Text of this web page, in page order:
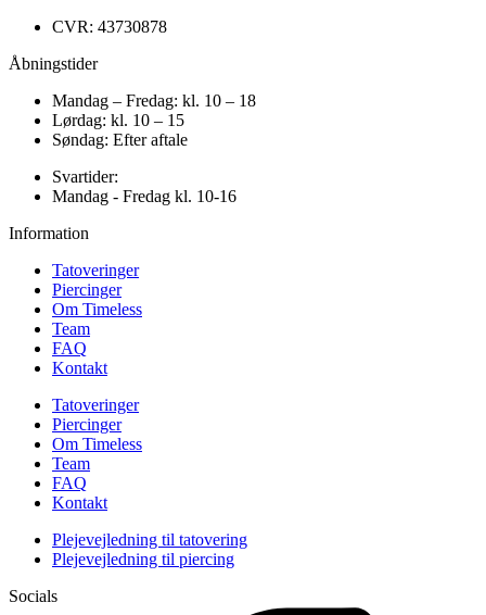
CVR: 43730878
Åbningstider
Mandag – Fredag: kl. 10 – 18
Lørdag: kl. 10 – 15
Søndag: Efter aftale
Svartider:
Mandag - Fredag kl. 10-16
Information
Tatoveringer
Piercinger
Om Timeless
Team
FAQ
Kontakt
Tatoveringer
Piercinger
Om Timeless
Team
FAQ
Kontakt
Plejevejledning til tatovering
Plejevejledning til piercing
Socials